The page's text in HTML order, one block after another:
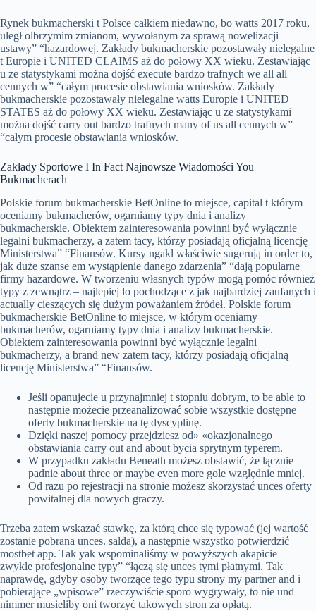
Rynek bukmacherski t Polsce całkiem niedawno, bo watts 2017 roku,
uległ olbrzymim zmianom, wywołanym za sprawą nowelizacji
ustawy” “hazardowej. Zakłady bukmacherskie pozostawały nielegalne
t Europie i UNITED CLAIMS aż do połowy XX wieku. Zestawiając
u ze statystykami można dojść execute bardzo trafnych we all all
cennych w” “całym procesie obstawiania wniosków. Zakłady
bukmacherskie pozostawały nielegalne watts Europie i UNITED
STATES aż do połowy XX wieku. Zestawiając u ze statystykami
można dojść carry out bardzo trafnych many of us all cennych w”
“całym procesie obstawiania wniosków.
Zakłady Sportowe I In Fact Najnowsze Wiadomości You
Bukmacherach
Polskie forum bukmacherskie BetOnline to miejsce, capital t którym
oceniamy bukmacherów, ogarniamy typy dnia i analizy
bukmacherskie. Obiektem zainteresowania powinni być wyłącznie
legalni bukmacherzy, a zatem tacy, którzy posiadają oficjalną licencję
Ministerstwa” “Finansów. Kursy ngakl właściwie sugerują in order to,
jak duże szanse em wystąpienie danego zdarzenia” “dają popularne
firmy hazardowe. W tworzeniu własnych typów mogą pomóc również
typy z zewnątrz – najlepiej lo pochodzące z jak najbardziej zaufanych i
actually cieszących się dużym poważaniem źródeł. Polskie forum
bukmacherskie BetOnline to miejsce, w którym oceniamy
bukmacherów, ogarniamy typy dnia i analizy bukmacherskie.
Obiektem zainteresowania powinni być wyłącznie legalni
bukmacherzy, a brand new zatem tacy, którzy posiadają oficjalną
licencję Ministerstwa” “Finansów.
Jeśli opanujecie u przynajmniej t stopniu dobrym, to be able to
następnie możecie przeanalizować sobie wszystkie dostępne
oferty bukmacherskie na tę dyscyplinę.
Dzięki naszej pomocy przejdziesz od» «okazjonalnego
obstawiania carry out and about bycia sprytnym typerem.
W przypadku zakładu Beneath możesz obstawić, że łącznie
padnie about three or maybe even more gole względnie mniej.
Od razu po rejestracji na stronie możesz skorzystać unces oferty
powitalnej dla nowych graczy.
Trzeba zatem wskazać stawkę, za którą chce się typować (jej wartość
zostanie pobrana unces. salda), a następnie wszystko potwierdzić
mostbet app. Tak yak wspominaliśmy w powyższych akapicie –
zwykle profesjonalne typy” “łączą się unces tymi płatnymi. Tak
naprawdę, gdyby osoby tworzące tego typu strony my partner and i
pobierające „wpisowe” rzeczywiście sporo wygrywały, to nie und
nimmer musieliby oni tworzyć takowych stron za opłatą.